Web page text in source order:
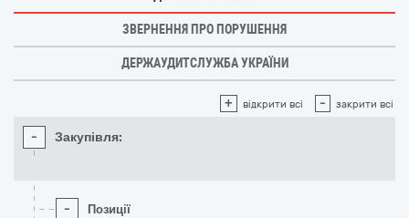
ЗВЕРНЕННЯ ПРО ПОРУШЕННЯ
ДЕРЖАУДИТСЛУЖБА УКРАЇНИ
+ відкрити всі - закрити всі
- Закупівля:
- Позиції